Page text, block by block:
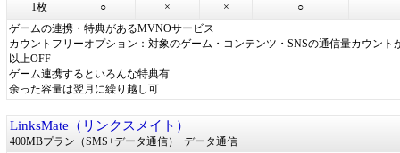
1枚
○ × ×
○
ゲームの連携・特典があるMVNOサービス
カウントフリーオプション：対象のゲーム・コンテンツ・SNSの通信量カウント
以上OFF
ゲーム連携するといろんな特典有
余った容量は翌月に繰り越し可
LinksMate（リンクスメイト）
400MBプラン（SMS+データ通信） データ通信